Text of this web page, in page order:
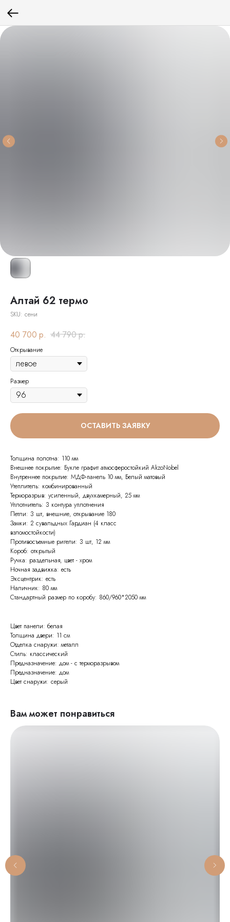
Алтай 62 термо
SKU: сени
40 700 р. 44 790р.
Открывание
Размер
ОСТАВИТЬ ЗАЯВКУ
Толщина полотна: 110 мм
Внешнее покрытие: Букле графит атмосферостойкий AkzoNobel
Внутреннее покрытие: МДФ-панель 10 мм, Белый матовый
Утеплитель: комбинированный
Терморазрыв: усиленный, двухкамерный, 25 мм
Уплотнитель: 3 контура уплотнения
Петли: 3 шт, внешние, открывание 180
Замки: 2 сувальдных Гардиан (4 класс
взломостойкости)
Противосъемные ригели: 3 шт, 12 мм
Короб: открытый
Ручка: раздельная, цвет - хром
Ночная задвижка: есть
Эксцентрик: есть
Наличник: 80 мм
Стандартный размер по коробу: 860/960*2050 мм
Цвет панели: белая
Толщина двери: 11 см
Отделка снаружи: металл
Стиль: классический
Предназначение: дом - с терморазрывом
Предназначение: дом
Цвет снаружи: серый
Вам может понравиться